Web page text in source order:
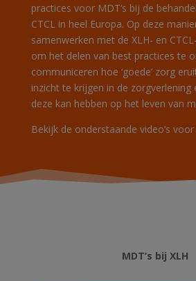
practices voor MDT’s bij de
CTCL in heel Europa. Op deze
samenwerken met de XLH- en
om het delen van best practices te
communiceren hoe ‘goede’ zorg
inzicht te krijgen in de zorgverlening
deze kan hebben op het leven van
Bekijk de onderstaande video’s
MDT’s bij XLH